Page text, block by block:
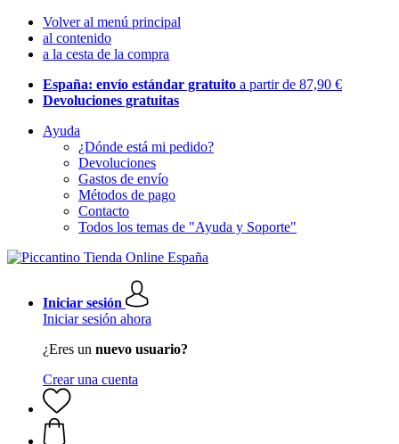
Volver al menú principal
al contenido
a la cesta de la compra
España: envío estándar gratuito a partir de 87,90 €
Devoluciones gratuitas
Ayuda
¿Dónde está mi pedido?
Devoluciones
Gastos de envío
Métodos de pago
Contacto
Todos los temas de "Ayuda y Soporte"
Iniciar sesión
Iniciar sesión ahora
¿Eres un nuevo usuario?
Crear una cuenta